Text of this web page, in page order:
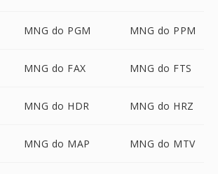
MNG do PGM MNG do PPM
MNG do FAX MNG do FTS
MNG do HDR MNG do HRZ
MNG do MAP MNG do MTV